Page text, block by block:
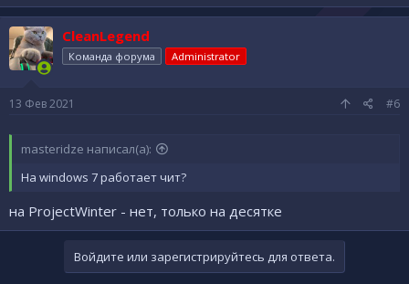
CleanLegend
Команда форума Administrator
13 Фев 2021 #6
masteridze написал(а):
На windows 7 работает чит?
на ProjectWinter - нет, только на десятке
Войдите или зарегистрируйтесь для ответа.